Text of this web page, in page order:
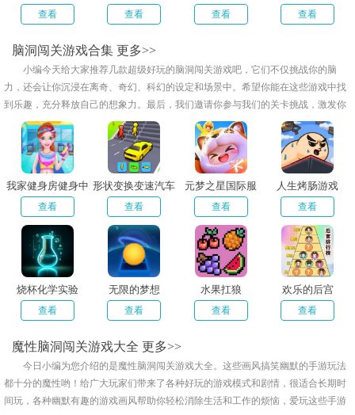
查看 查看 查看 查看
脑洞闯关游戏合集 更多>>
小编今天给大家推荐几款超级好玩的脑洞闯关游戏吧，它们不仅挑战你的脑
力，还会让你沉浸在离奇、奇幻、科幻的设定和场景中。希望你能在这些游戏中找
到乐趣，充分释放自己的想象力。最后，我们邀请你参与我们的关卡挑战，激发你
的创造力，让我们一起探索更多奇趣的游戏世界！
我家健身房健身中
心
查看
形状变换变速汽车
查看
元梦之星国际服
查看
人生烤肠游戏
查看
烧杯化学实验
查看
无限的梦想
查看
水果扛狼
查看
欢乐的后宫
查看
魔性脑洞闯关游戏大全 更多>>
今日小编为您介绍的是魔性脑洞闯关游戏大全。这些画风搞笑幽默的手游玩法
都十分的魔性哟！给广大玩家们带来了各种好玩的游戏模式和剧情，很适合长期时
间玩，各种幽默有趣的游戏画风帮助你轻松消除生活和工作的烦恼，爱玩这些手游